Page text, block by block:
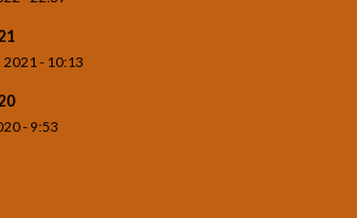
- 10:13
- 9:53